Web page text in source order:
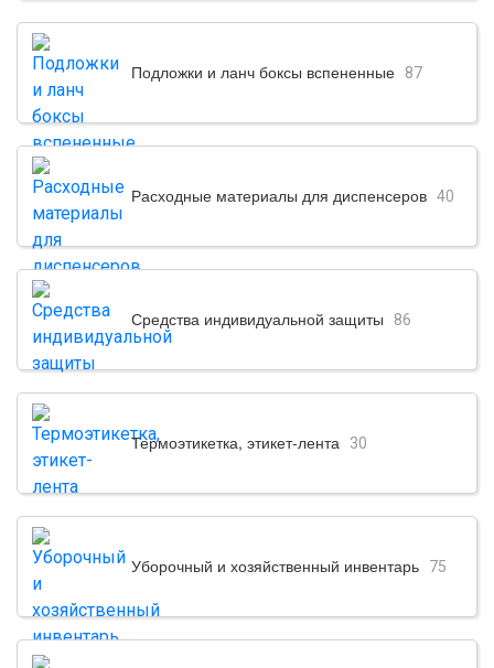
Подложки и ланч боксы вспененные 87
Расходные материалы для диспенсеров 40
Средства индивидуальной защиты 86
Термоэтикетка, этикет-лента 30
Уборочный и хозяйственный инвентарь 75